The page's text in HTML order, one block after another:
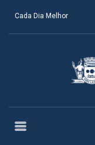
Cada Dia Melhor